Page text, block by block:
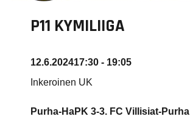
P11 KYMILIIGA
12.6.202417:30 - 19:05
Inkeroinen UK
Purha-HaPK 3-3. FC Villisiat-Purha